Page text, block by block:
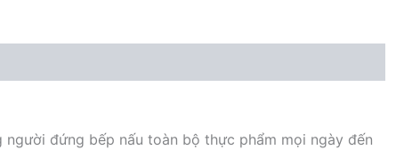
người đứng bếp nấu toàn bộ thực phẩm mọi ngày đến